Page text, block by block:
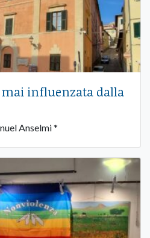
influenzata dalla
Anselmi *